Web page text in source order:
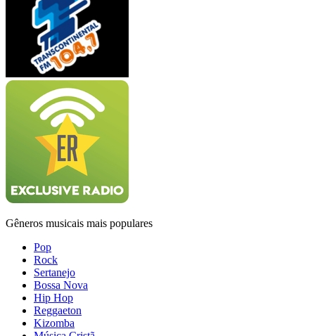
Gêneros musicais mais populares
Pop
Rock
Sertanejo
Bossa Nova
Hip Hop
Reggaeton
Kizomba